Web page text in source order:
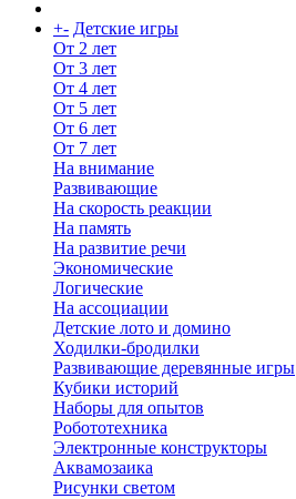
+- Детские игры
От 2 лет
От 3 лет
От 4 лет
От 5 лет
От 6 лет
От 7 лет
На внимание
Развивающие
На скорость реакции
На память
На развитие речи
Экономические
Логические
На ассоциации
Детские лото и домино
Ходилки-бродилки
Развивающие деревянные игры
Кубики историй
Наборы для опытов
Робототехника
Электронные конструкторы
Аквамозаика
Рисунки светом